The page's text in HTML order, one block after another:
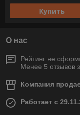
Купить
О нас
Рейтинг не
Менее 5 отзывов
Компания
Работает с